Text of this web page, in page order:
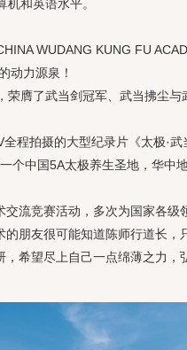
和英语水平。
WUDANG KUNG FU
动力源泉！
膺了武当剑冠军、武当拂尘与
拍摄的大型纪录片《太极·武
中国5A太极养生圣地，华中
竞赛活动，多次为国家各级
朋友很可能知道陈师行道长，
望尽上自己一点绵薄之力，